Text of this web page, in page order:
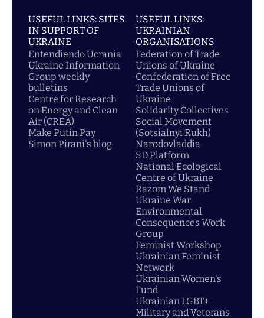
USEFUL LINKS: SITES
IN SUPPORT OF
UKRAINE
Entendiendo Ucrania
Ukraine Information
Group weekly
bulletins
Centre for Research
on Energy and Clean
Air (CREA)
Make Putin Pay
Simon Pirani's blog
USEFUL LINKS:
UKRAINIAN
ORGANISATIONS
Federation of Trade
Unions of Ukraine
Confederation of Free
Trade Unions of
Ukraine
Solidarity Collectives
Social Movement
(Sotsialnyi Rukh)
Narodovladdia
SD Platform
National Ecological
Centre of Ukraine
Razom We Stand
Ukraine War
Environmental
Consequences Work
Group
Feminist Workshop
Ukrainian Feminist
Network
Ukrainian Women's
Fund
Ukrainian LGBT+
Military and Veterans